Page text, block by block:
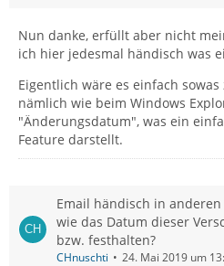
Nun danke, erfüllt aber nicht
ich hier jedesmal händisch was
Eigentlich wäre es einfach
nämlich wie beim Windows
"Änderungsdatum", was ein
Feature darstellt.
Email händisch in
wie das Datum dieser
bzw. festhalten?
CHnuschti 24. Mai 2019 um